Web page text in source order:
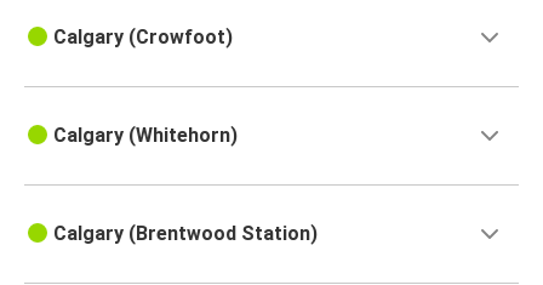
Calgary (Crowfoot)
Calgary (Whitehorn)
Calgary (Brentwood Station)